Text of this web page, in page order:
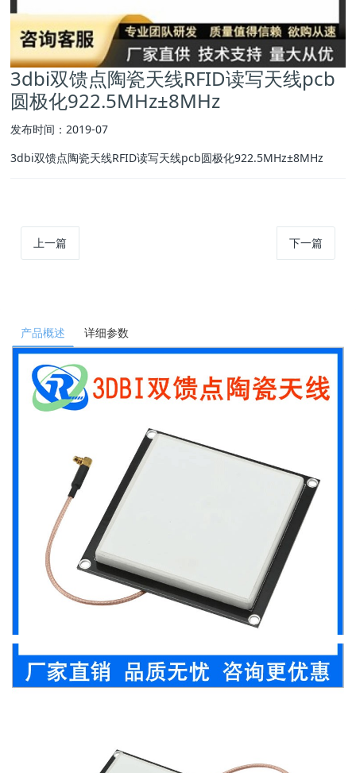
3dbi双馈点陶瓷天线RFID读写天线pcb
圆极化922.5MHz±8MHz
发布时间：2019-07
3dbi双馈点陶瓷天线RFID读写天线pcb圆极化922.5MHz±8MHz
上一篇 下一篇
产品概述 详细参数